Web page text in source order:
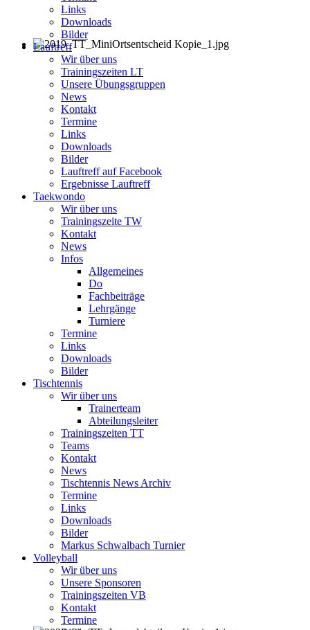
Links
Downloads
Bilder
Lauftreff
Wir über uns
Trainingszeiten LT
Unsere Übungsgruppen
News
Kontakt
Termine
Links
Downloads
Bilder
Lauftreff auf Facebook
Ergebnisse Lauftreff
Taekwondo
Wir über uns
Trainingszeite TW
Kontakt
News
Infos
Allgemeines
Do
Fachbeiträge
Lehrgänge
Turniere
Termine
Links
Downloads
Bilder
Tischtennis
Wir über uns
Trainerteam
Abteilungsleiter
Trainingszeiten TT
Teams
Kontakt
News
Tischtennis News Archiv
Termine
Links
Downloads
Bilder
Markus Schwalbach Turnier
Volleyball
Wir über uns
Unsere Sponsoren
Trainingszeiten VB
Kontakt
Termine